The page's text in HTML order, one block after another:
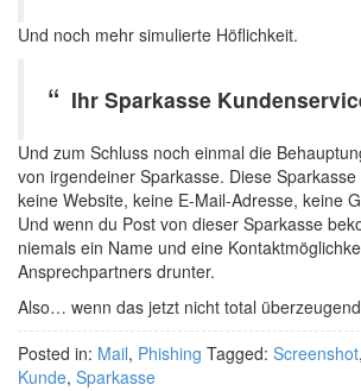
Und noch mehr simulierte Höflichkeit.
Ihr Sparkasse
Und zum Schluss noch einmal die
von irgendeiner Sparkasse. Diese
keine Website, keine E-Mail-Adresse, keine
Und wenn du Post von dieser Sparkasse
niemals ein Name und eine
Ansprechpartners drunter.
Also… wenn das jetzt nicht total
Posted in: Mail, Phishing Tagged: Screenshot,
Kunde, Sparkasse